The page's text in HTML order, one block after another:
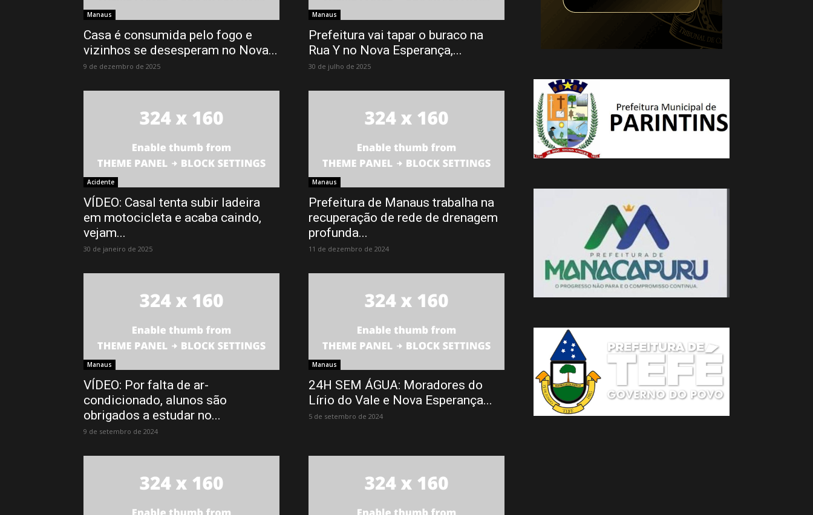
Notícia
Manaus
Casa é consumida pelo fogo e
vizinhos se desesperam no Nova...
9 de dezembro de 2025
Manaus
Prefeitura vai tapar o buraco na
Rua Y no Nova Esperança,...
30 de julho de 2025
Acidente
VÍDEO: Casal tenta subir ladeira
em motocicleta e acaba caindo,
vejam...
30 de janeiro de 2025
Manaus
Prefeitura de Manaus trabalha na
recuperação de rede de drenagem
profunda...
11 de dezembro de 2024
Manaus
VÍDEO: Por falta de ar-
condicionado, alunos são
obrigados a estudar no...
9 de setembro de 2024
Manaus
24H SEM ÁGUA: Moradores do
Lírio do Vale e Nova Esperança...
5 de setembro de 2024